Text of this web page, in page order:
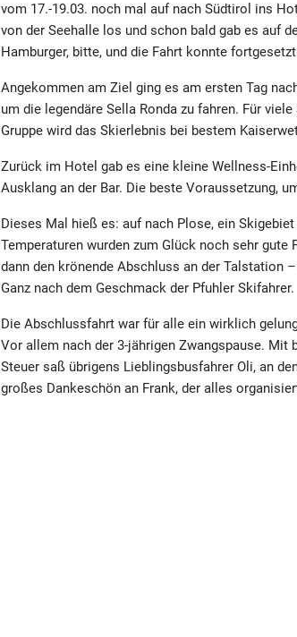
vom 17.-19.03. noch mal auf nach Südtirol ins
von der Seehalle los und schon bald gab es auf
Hamburger, bitte, und die Fahrt konnte
Angekommen am Ziel ging es am ersten Tag
um die legendäre Sella Ronda zu fahren. Für
Gruppe wird das Skierlebnis bei bestem
Zurück im Hotel gab es eine kleine Wellness-
Ausklang an der Bar. Die beste Voraussetzung,
Dieses Mal hieß es: auf nach Plose, ein
Temperaturen wurden zum Glück noch sehr
dann den krönende Abschluss an der Talstation
Ganz nach dem Geschmack der Pfuhler Skifahrer.
Die Abschlussfahrt war für alle ein wirklich
Vor allem nach der 3-jährigen Zwangspause.
Steuer saß übrigens Lieblingsbusfahrer Oli, an
großes Dankeschön an Frank, der alles